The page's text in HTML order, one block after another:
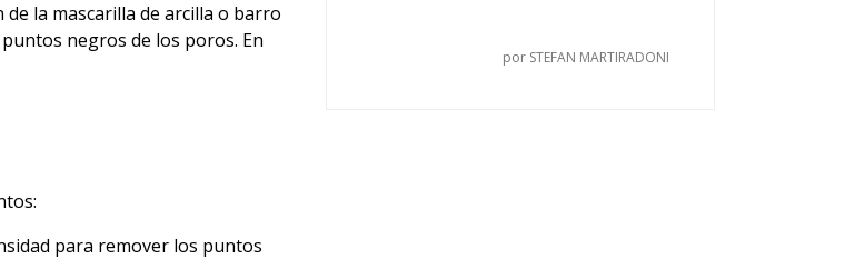
de la mascarilla de arcilla o barro
negros de los poros. En
para remover los puntos
por STEFAN MARTIRADONI